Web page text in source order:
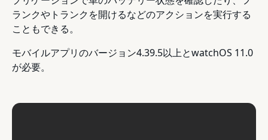
ランクやトランクを開けるなどのアクションを実行する
こともできる。
モバイルアプリのバージョン4.39.5以上とwatchOS 11.0
が必要。